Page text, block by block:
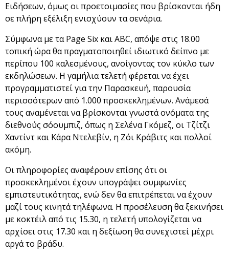
Ειδήσεων, όμως οι προετοιμασίες που βρίσκονται ήδη
σε πλήρη εξέλιξη ενισχύουν τα σενάρια.
Σύμφωνα με τα Page Six και ABC, απόψε στις 18.00
τοπική ώρα θα πραγματοποιηθεί ιδιωτικό δείπνο με
περίπου 100 καλεσμένους, ανοίγοντας τον κύκλο των
εκδηλώσεων. Η γαμήλια τελετή φέρεται να έχει
προγραμματιστεί για την Παρασκευή, παρουσία
περισσότερων από 1.000 προσκεκλημένων. Ανάμεσά
τους αναμένεται να βρίσκονται γνωστά ονόματα της
διεθνούς σόουμπιζ, όπως η Σελένα Γκόμεζ, οι Τζίτζι
Χαντίντ και Κάρα Ντελεβίν, η Ζόι Κράβιτς και πολλοί
ακόμη.
Οι πληροφορίες αναφέρουν επίσης ότι οι
προσκεκλημένοι έχουν υπογράψει συμφωνίες
εμπιστευτικότητας, ενώ δεν θα επιτρέπεται να έχουν
μαζί τους κινητά τηλέφωνα. Η προσέλευση θα ξεκινήσει
με κοκτέιλ από τις 15.30, η τελετή υπολογίζεται να
αρχίσει στις 17.30 και η δεξίωση θα συνεχιστεί μέχρι
αργά το βράδυ.